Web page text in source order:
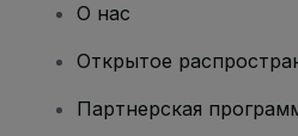
О нас
Открытое
Партнерская